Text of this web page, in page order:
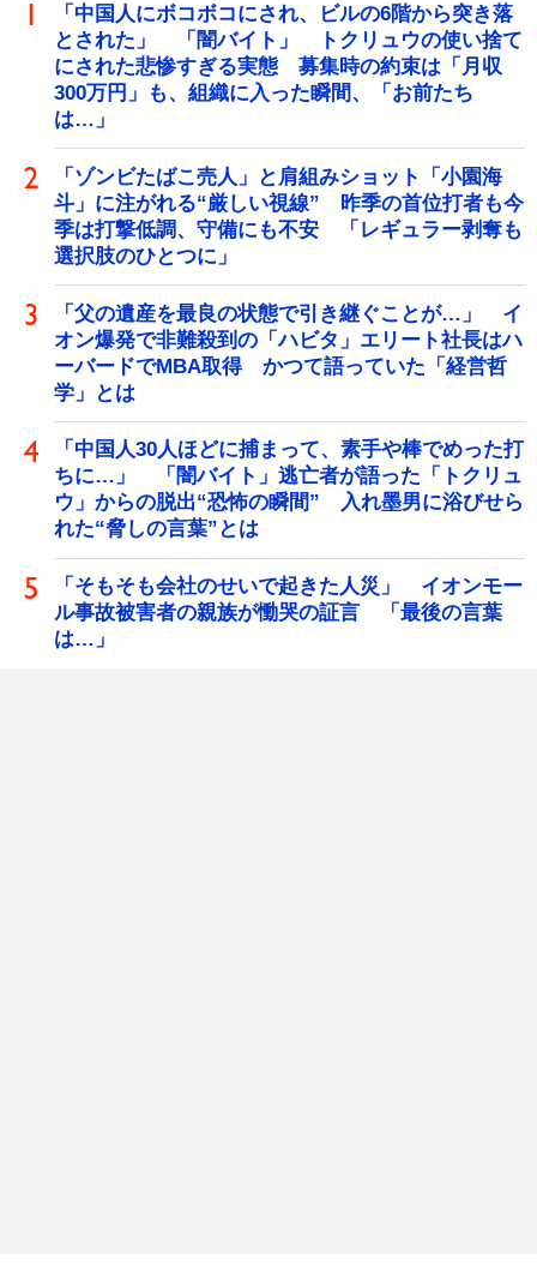
「中国人にボコボコにされ、ビルの6階から突き落
とされた」 「闇バイト」 トクリュウの使い捨て
にされた悲惨すぎる実態 募集時の約束は「月収
300万円」も、組織に入った瞬間、「お前たち
は…」
「ゾンビたばこ売人」と肩組みショット「小園海
斗」に注がれる“厳しい視線” 昨季の首位打者も今
季は打撃低調、守備にも不安 「レギュラー剥奪も
選択肢のひとつに」
「父の遺産を最良の状態で引き継ぐことが…」 イ
オン爆発で非難殺到の「ハビタ」エリート社長はハ
ーバードでMBA取得 かつて語っていた「経営哲
学」とは
「中国人30人ほどに捕まって、素手や棒でめった打
ちに…」 「闇バイト」逃亡者が語った「トクリュ
ウ」からの脱出“恐怖の瞬間” 入れ墨男に浴びせら
れた“脅しの言葉”とは
「そもそも会社のせいで起きた人災」 イオンモー
ル事故被害者の親族が慟哭の証言 「最後の言葉
は…」